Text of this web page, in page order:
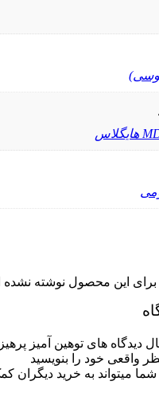
برای این محصول نوشته
دیدگاه های توهین آمیز
واقعی خود را بنویسید
شما میتواند به خرید دیگران